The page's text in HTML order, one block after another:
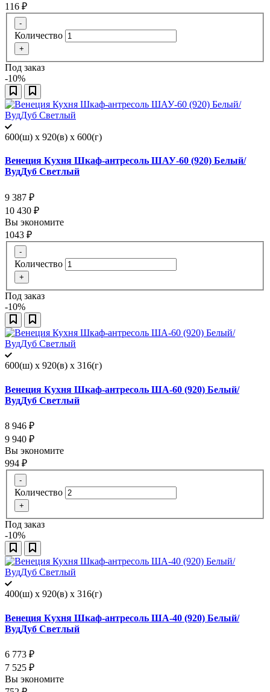
116 ₽
-
Количество
+
Под заказ
-10%
600(ш) x 920(в) x 600(г)
Венеция Кухня Шкаф-антресоль ШАУ-60 (920) Белый/
ВудДуб Светлый
9 387 ₽
10 430 ₽
Вы экономите
1043 ₽
-
Количество
+
Под заказ
-10%
600(ш) x 920(в) x 316(г)
Венеция Кухня Шкаф-антресоль ША-60 (920) Белый/
ВудДуб Светлый
8 946 ₽
9 940 ₽
Вы экономите
994 ₽
-
Количество
+
Под заказ
-10%
400(ш) x 920(в) x 316(г)
Венеция Кухня Шкаф-антресоль ША-40 (920) Белый/
ВудДуб Светлый
6 773 ₽
7 525 ₽
Вы экономите